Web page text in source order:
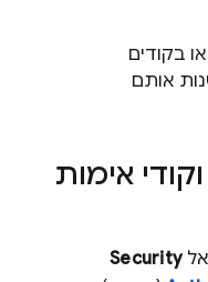
בקודים
אותם
אימות
אלSecurity